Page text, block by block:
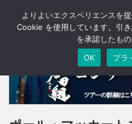
よりよいエクスペリエンスを
Cookie を使用しています。引
を承諾したもの
OK
プラ